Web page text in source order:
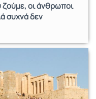
οι άνθρωποι
συχνά δεν